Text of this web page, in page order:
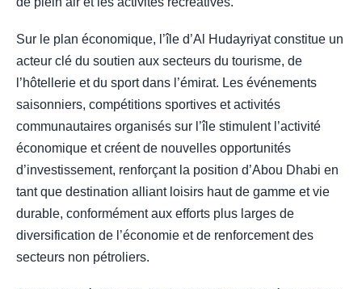
Sur le plan économique, l’île d’Al Hudayriyat constitue un
acteur clé du soutien aux secteurs du tourisme, de
l’hôtellerie et du sport dans l’émirat. Les événements
saisonniers, compétitions sportives et activités
communautaires organisés sur l’île stimulent l’activité
économique et créent de nouvelles opportunités
d’investissement, renforçant la position d’Abou Dhabi en
tant que destination alliant loisirs haut de gamme et vie
durable, conformément aux efforts plus larges de
diversification de l’économie et de renforcement des
secteurs non pétroliers.